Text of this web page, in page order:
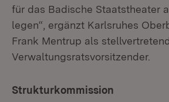
für das Badische Staatstheater
legen“, ergänzt Karlsruhes
Frank Mentrup als
Verwaltungsratsvorsitzender.
Strukturkommission